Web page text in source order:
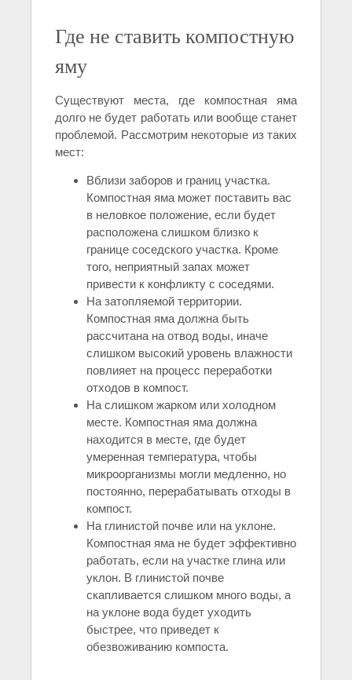
Где не ставить компостную
яму
Существуют места, где компостная яма
долго не будет работать или вообще станет
проблемой. Рассмотрим некоторые из таких
мест:
Вблизи заборов и границ участка.
Компостная яма может поставить вас
в неловкое положение, если будет
расположена слишком близко к
границе соседского участка. Кроме
того, неприятный запах может
привести к конфликту с соседями.
На затопляемой территории.
Компостная яма должна быть
рассчитана на отвод воды, иначе
слишком высокий уровень влажности
повлияет на процесс переработки
отходов в компост.
На слишком жарком или холодном
месте. Компостная яма должна
находится в месте, где будет
умеренная температура, чтобы
микроорганизмы могли медленно, но
постоянно, перерабатывать отходы в
компост.
На глинистой почве или на уклоне.
Компостная яма не будет эффективно
работать, если на участке глина или
уклон. В глинистой почве
скапливается слишком много воды, а
на уклоне вода будет уходить
быстрее, что приведет к
обезвоживанию компоста.